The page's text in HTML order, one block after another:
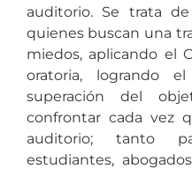
auditorio. Se trata
quienes buscan una
miedos, aplicando el
oratoria, logrando
superación del
confrontar cada vez
auditorio; tanto
estudiantes,